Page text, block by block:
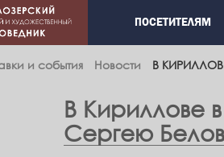
Main
navigation
ПОСЕТИТЕЛЯМ
и события Новости В
В Кириллове
Сергею